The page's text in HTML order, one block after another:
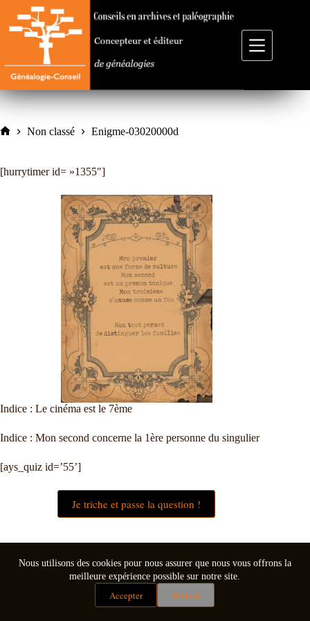
contenu
Nous utilisons des cookies pour nous assurer que nous vous offrons la
meilleure expérience possible sur notre site.
Accepter Refuser
Non classé Enigme-03020000d
[hurrytimer id= »1355″]
Indice : Le cinéma est le 7ème
Indice : Mon second concerne la 1ère personne du singulier
[ays_quiz id=’55’]
Je triche et passe la question !
Mentions légales
Conditions générales de vente